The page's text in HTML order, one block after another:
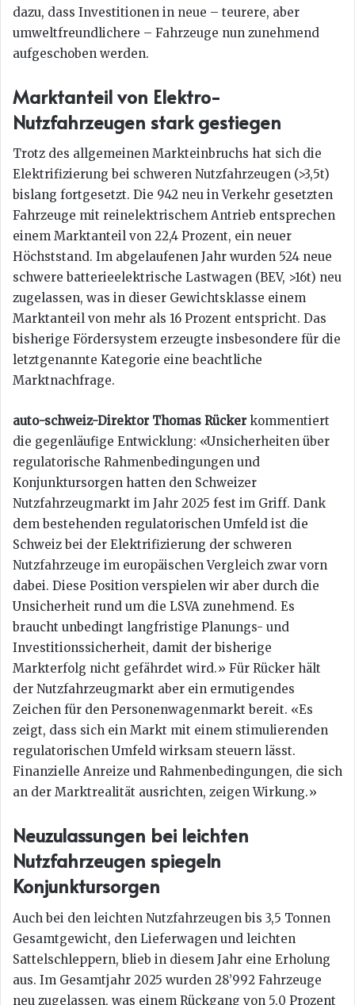
dazu, dass Investitionen in neue – teurere, aber
umweltfreundlichere – Fahrzeuge nun zunehmend
aufgeschoben werden.
Marktanteil von Elektro-
Nutzfahrzeugen stark gestiegen
Trotz des allgemeinen Markteinbruchs hat sich die
Elektrifizierung bei schweren Nutzfahrzeugen (>3,5t)
bislang fortgesetzt. Die 942 neu in Verkehr gesetzten
Fahrzeuge mit reinelektrischem Antrieb entsprechen
einem Marktanteil von 22,4 Prozent, ein neuer
Höchststand. Im abgelaufenen Jahr wurden 524 neue
schwere batterieelektrische Lastwagen (BEV, >16t) neu
zugelassen, was in dieser Gewichtsklasse einem
Marktanteil von mehr als 16 Prozent entspricht. Das
bisherige Fördersystem erzeugte insbesondere für die
letztgenannte Kategorie eine beachtliche
Marktnachfrage.
auto-schweiz-Direktor Thomas Rückerkommentiert
die gegenläufige Entwicklung: «Unsicherheiten über
regulatorische Rahmenbedingungen und
Konjunktursorgen hatten den Schweizer
Nutzfahrzeugmarkt im Jahr 2025 fest im Griff. Dank
dem bestehenden regulatorischen Umfeld ist die
Schweiz bei der Elektrifizierung der schweren
Nutzfahrzeuge im europäischen Vergleich zwar vorn
dabei. Diese Position verspielen wir aber durch die
Unsicherheit rund um die LSVA zunehmend. Es
braucht unbedingt langfristige Planungs- und
Investitionssicherheit, damit der bisherige
Markterfolg nicht gefährdet wird.» Für Rücker hält
der Nutzfahrzeugmarkt aber ein ermutigendes
Zeichen für den Personenwagenmarkt bereit. «Es
zeigt, dass sich ein Markt mit einem stimulierenden
regulatorischen Umfeld wirksam steuern lässt.
Finanzielle Anreize und Rahmenbedingungen, die sich
an der Marktrealität ausrichten, zeigen Wirkung.»
Neuzulassungen bei leichten
Nutzfahrzeugen spiegeln
Konjunktursorgen
Auch bei den leichten Nutzfahrzeugen bis 3,5 Tonnen
Gesamtgewicht, den Lieferwagen und leichten
Sattelschleppern, blieb in diesem Jahr eine Erholung
aus. Im Gesamtjahr 2025 wurden 28’992 Fahrzeuge
neu zugelassen, was einem Rückgang von 5,0 Prozent